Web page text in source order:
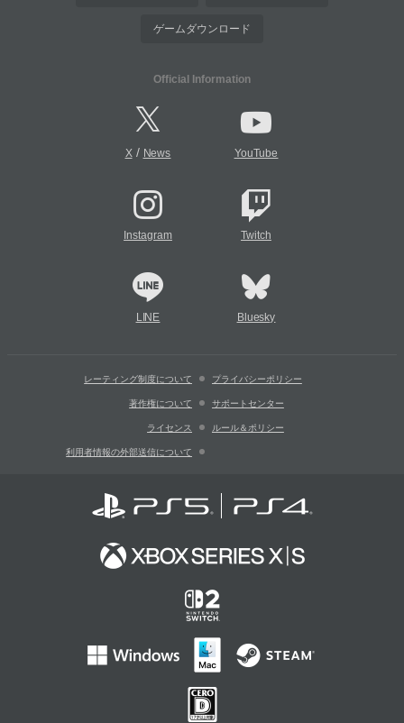
ゲームダウンロード
Official Information
X/ News YouTube
Instagram Twitch
LINE Bluesky
レーティング制度について プライバシーポリシー
著作権について サポートセンター
ライセンス ルール＆ポリシー
利用者情報の外部送信について